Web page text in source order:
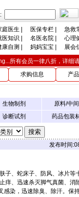
庭医生 医保专栏 急救
医知识 名医名院 心理
康自测 妈妈宝宝 展会
所有会员一律八折，详
求购信息 产
生物制剂
原料/中
诊断试剂 药品包装
发布时间
子、蛇床子、防风、冰片等
痒、迅速杀灭脚气真菌、消
感染，迅速除臭、除汗。保